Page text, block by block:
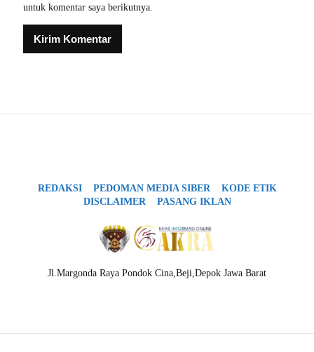
untuk komentar saya berikutnya.
REDAKSI PEDOMAN MEDIA SIBER
KODE ETIK
DISCLAIMER
PASANG IKLAN
Jl.Margonda Raya Pondok Cina,Beji,Depok Jawa Barat